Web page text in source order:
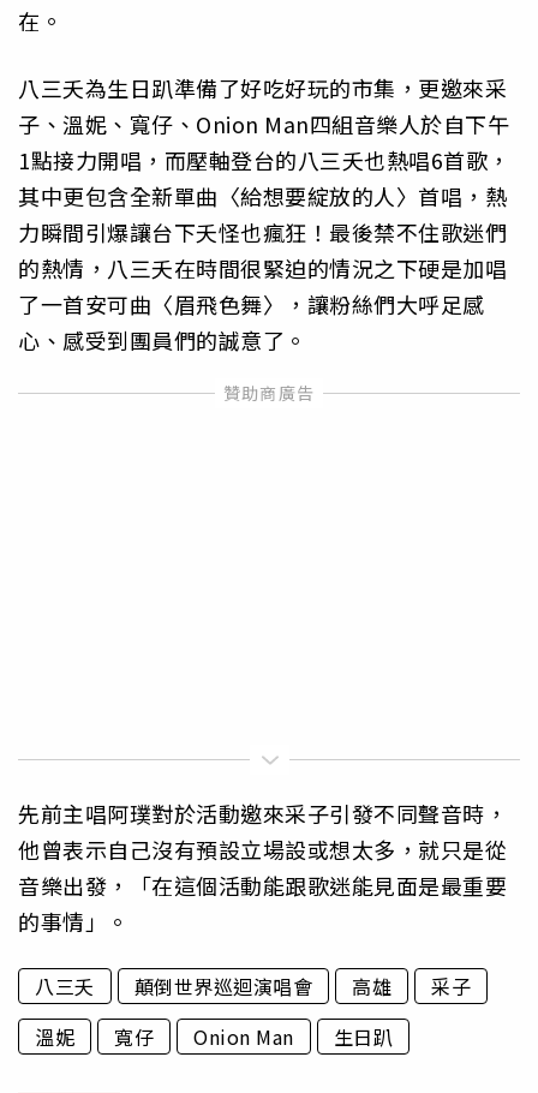
在。
八三夭為生日趴準備了好吃好玩的市集，更邀來采
子、溫妮、寬仔、Onion Man四組音樂人於自下午
1點接力開唱，而壓軸登台的八三夭也熱唱6首歌，
其中更包含全新單曲〈給想要綻放的人〉首唱，熱
力瞬間引爆讓台下夭怪也瘋狂！最後禁不住歌迷們
的熱情，八三夭在時間很緊迫的情況之下硬是加唱
了一首安可曲〈眉飛色舞〉，讓粉絲們大呼足感
心、感受到團員們的誠意了。
先前主唱阿璞對於活動邀來采子引發不同聲音時，
他曾表示自己沒有預設立場設或想太多，就只是從
音樂出發，「在這個活動能跟歌迷能見面是最重要
的事情」。
八三夭 顛倒世界巡迴演唱會 高雄
采子
溫妮
寬仔 Onion Man 生日趴